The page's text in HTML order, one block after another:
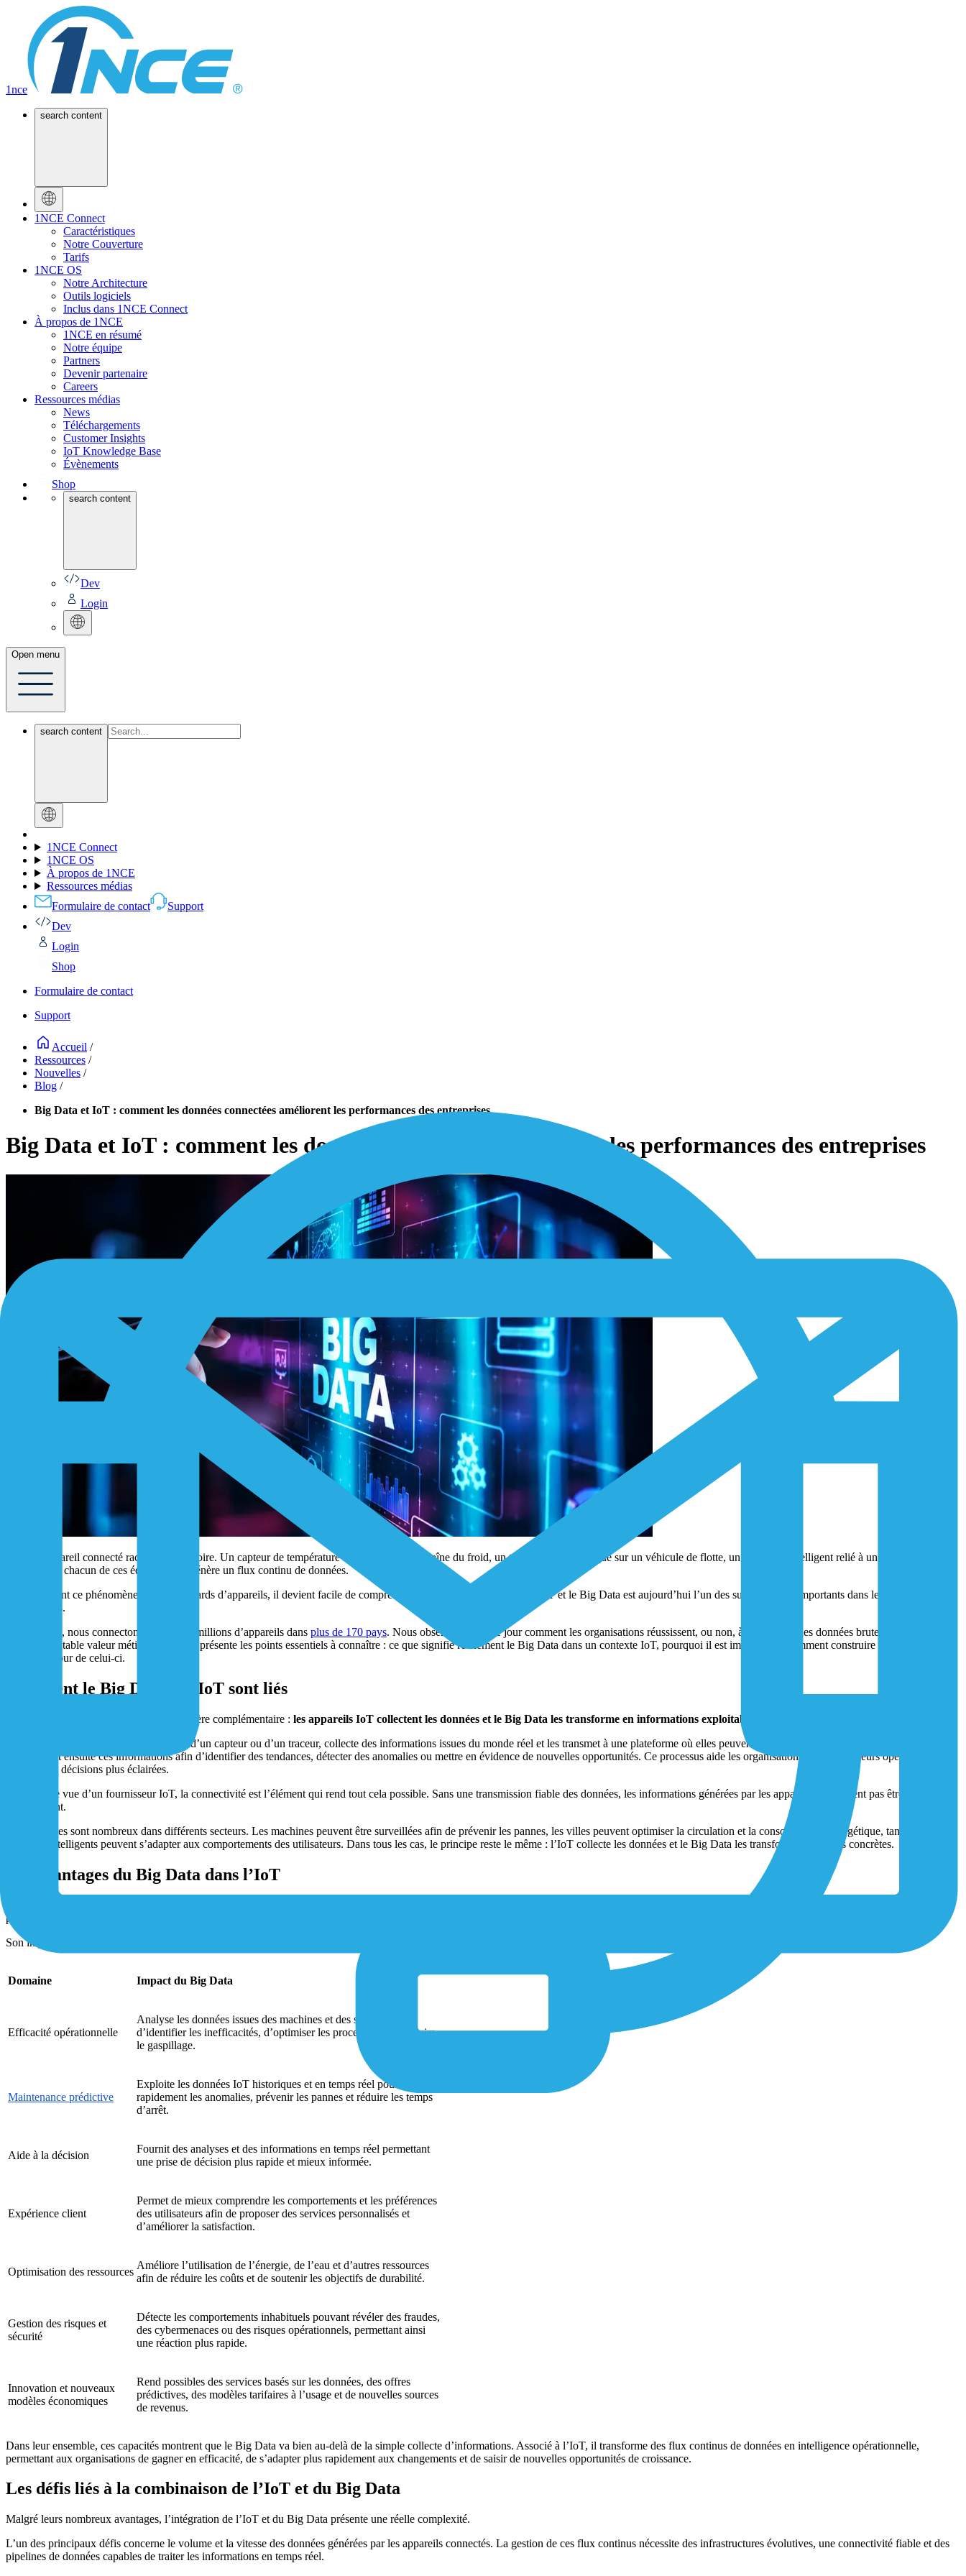
1nce
search content
1NCE Connect
Caractéristiques
Notre Couverture
Tarifs
1NCE OS
Notre Architecture
Outils logiciels
Inclus dans 1NCE Connect
À propos de 1NCE
1NCE en résumé
Notre équipe
Partners
Devenir partenaire
Careers
Ressources médias
News
Téléchargements
Customer Insights
IoT Knowledge Base
Évènements
Shop
search content
Dev
Login
Open menu
search content
1NCE Connect
1NCE OS
À propos de 1NCE
Ressources médias
Formulaire de contact
Support
Dev
Login
Shop
Formulaire de contact
Support
Accueil /
Ressources /
Nouvelles /
Blog /
Big Data et IoT : comment les données connectées améliorent les performances des entreprises
Big Data et IoT : comment les données connectées améliorent les performances des entreprises
Chaque appareil connecté raconte une histoire. Un capteur de température installé dans une chaîne du froid, untraceur GPS
embarqué sur un véhicule de flotte, un compteur intelligent relié à une chaudière
industrielle : chacun de ces équipements génère un flux continu de données.
En multipliant ce phénomène par des milliards d’appareils, il devient facile de comprendre pourquoi la relation entre l’IoT et le Big Data est aujourd’hui l’un des sujets les plus importants dans le secteur des
technologies.
Chez 1NCE, nous connectons plus de 40 millions d’appareils dans plus de 170 pays. Nous observons chaque jour comment les organisations réussissent, ou non, à transformer les données brutes générées par
l’IoT en véritable valeur métier. Cet article présente les points essentiels à connaître : ce que signifie réellement le Big Data dans un contexte IoT, pourquoi il est important et comment construire une stratégie
efficace autour de celui-ci.
Comment le Big Data et l’IoT sont liés
L’IoT et le Big Data fonctionnent de manière complémentaire : les appareils IoT collectent les données et le Big Data les transforme en informations exploitables.
Chaque appareil connecté, qu’il s’agisse d’un capteur ou d’un traceur, collecte des informations issues du monde réel et les transmet à une plateforme où elles peuvent être stockées et analysées. Les outils Big
Data traitent ensuite ces informations afin d’identifier des tendances, détecter des anomalies ou mettre en évidence de nouvelles opportunités. Ce processus aide les organisations à optimiser leurs opérations et à
prendre des décisions plus éclairées.
Du point de vue d’un fournisseur IoT, la connectivité est l’élément qui rend tout cela possible. Sans une transmission fiable des données, les informations générées par les appareils ne peuvent pas être exploitées
efficacement.
Les exemples sont nombreux dans différents secteurs. Les machines peuvent être surveillées afin de prévenir les pannes, les villes peuvent optimiser la circulation et la consommation énergétique, tandis que les
appareils intelligents peuvent s’adapter aux comportements des utilisateurs. Dans tous les cas, le principe reste le même : l’IoT collecte les données et le Big Data les transforme en actions concrètes.
Les avantages du Big Data dans l’IoT
performances opérationnelles, de renforcer la compétitivité et de soutenir la croissance. Il permet ainsi de passer d’une prise de décision fondée sur l’intuition à une approche pilotée par les données.
Son impact se manifeste dans plusieurs domaines clés :
Domaine Impact du Big Data
Efficacité opérationnelle
Analyse les données issues des machines et des systèmes afin
d’identifier les inefficacités, d’optimiser les processus et de réduire
le gaspillage.
Maintenance prédictive
Exploite les données IoT historiques et en temps réel pour détecter
rapidement les anomalies, prévenir les pannes et réduire les temps
d’arrêt.
Aide à la décision
Fournit des analyses et des informations en temps réel permettant
une prise de décision plus rapide et mieux informée.
Expérience client
Permet de mieux comprendre les comportements et les préférences
des utilisateurs afin de proposer des services personnalisés et
d’améliorer la satisfaction.
Optimisation des ressources
Améliore l’utilisation de l’énergie, de l’eau et d’autres ressources
afin de réduire les coûts et de soutenir les objectifs de durabilité.
Gestion des risques et
sécurité
Détecte les comportements inhabituels pouvant révéler des fraudes,
des cybermenaces ou des risques opérationnels, permettant ainsi
une réaction plus rapide.
Innovation et nouveaux
modèles économiques
Rend possibles des services basés sur les données, des offres
prédictives, des modèles tarifaires à l’usage et de nouvelles sources
de revenus.
Dans leur ensemble, ces capacités montrent que le Big Data va bien au-delà de la simple collecte d’informations. Associé à l’IoT, il transforme des flux continus de données en intelligence opérationnelle,
permettant aux organisations de gagner en efficacité, de s’adapter plus rapidement aux changements et de saisir de nouvelles opportunités de croissance.
Les défis liés à la combinaison de l’IoT et du Big Data
Malgré leurs nombreux avantages, l’intégration de l’IoT et du Big Data présente une réelle complexité.
L’un des principaux défis concerne le volume et la vitesse des données générées par les appareils connectés. La gestion de ces flux continus nécessite des infrastructures évolutives, une connectivité fiable et des
pipelines de données capables de traiter les informations en temps réel.